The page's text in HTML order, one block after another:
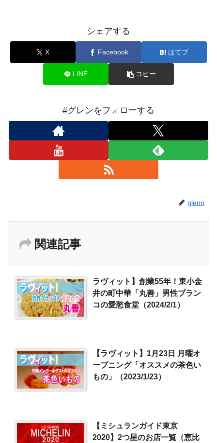
シェアする
X Facebook はてブ
LINE コピー
#グレンをフォローする
glenn
関連記事
ラヴィット】創業55年！東小金
井の町中華「丸善」男性ブラン
コの愛愁食堂（2024/2/1）
【ラヴィット】1月23日 月曜オ
ープニング「オススメの茶色い
もの」（2023/1/23）
【ミシュランガイド東京
2020】2つ星のお店一覧（恵比